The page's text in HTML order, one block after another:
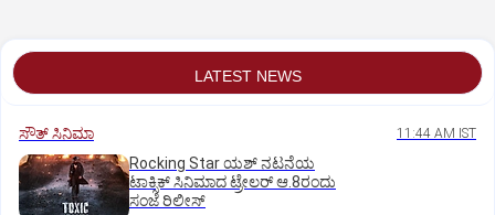
LATEST NEWS
ಸೌತ್‌ ಸಿನಿಮಾ 11:44 AM IST
Rocking Star ಯಶ್‌ ನಟನೆಯ
ಟಾಕ್ಸಿಕ್‌ ಸಿನಿಮಾದ ಟ್ರೇಲರ್‌ ಆ.8ರಂದು
ಸಂಜೆ ರಿಲೀಸ್